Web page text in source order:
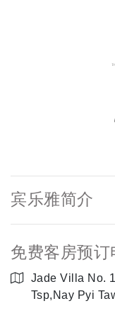
宾乐雅简介
免费客房预订
Jade Villa No.
Tsp,Nay Pyi